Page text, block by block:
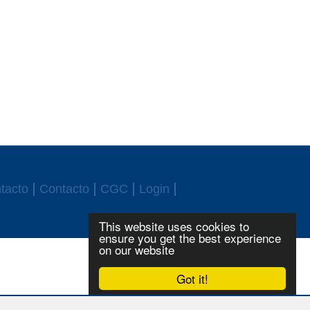
Got it!
This website uses cookies to
ensure you get the best experience
on our website
Contacto CGC Login